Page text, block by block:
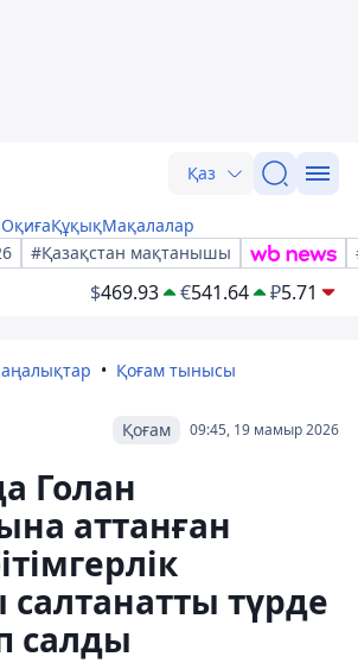
Қаз
ОқиғаҚұқықМақалалар
#Қазақстан мақтанышы
$469.93 €541.64 ₽5.71
Қоғам тынысы
09:45, 19 мамыр 2026
Қоғам
Голан
аттанған
түрде
салды